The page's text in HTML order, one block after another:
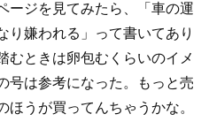
ージを見てみたら、「車の運
り嫌われる」って書いてあり
むときは卵包むくらいのイメ
号は参考になった。もっと売
うが買ってんちゃうかな。